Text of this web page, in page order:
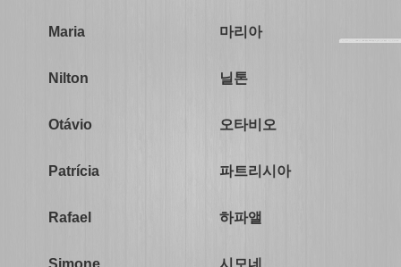
Maria 마리아
Nilton 닐톤
Otávio 오타비오
Patrícia 파트리시아
Rafael 하파앨
Simone 시모네